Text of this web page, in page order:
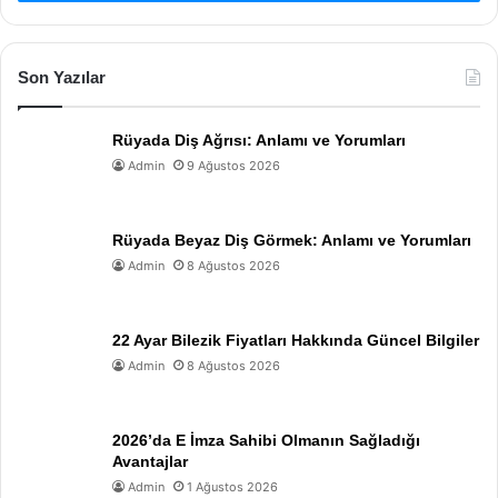
Son Yazılar
Rüyada Diş Ağrısı: Anlamı ve Yorumları
Admin 9 Ağustos 2026
Rüyada Beyaz Diş Görmek: Anlamı ve Yorumları
Admin 8 Ağustos 2026
22 Ayar Bilezik Fiyatları Hakkında Güncel Bilgiler
Admin 8 Ağustos 2026
2026’da E İmza Sahibi Olmanın Sağladığı
Avantajlar
Admin 1 Ağustos 2026